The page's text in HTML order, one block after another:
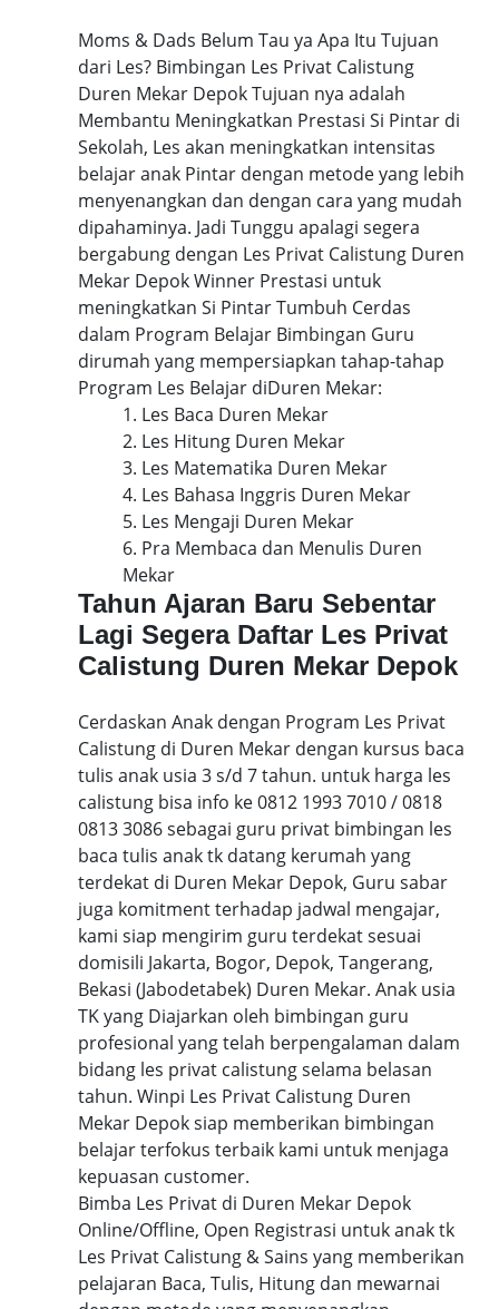
Moms & Dads Belum Tau ya Apa Itu Tujuan
dari Les? Bimbingan Les Privat Calistung
Duren Mekar Depok Tujuan nya adalah
Membantu Meningkatkan Prestasi Si Pintar di
Sekolah, Les akan meningkatkan intensitas
belajar anak Pintar dengan metode yang lebih
menyenangkan dan dengan cara yang mudah
dipahaminya. Jadi Tunggu apalagi segera
bergabung dengan Les Privat Calistung Duren
Mekar Depok Winner Prestasi untuk
meningkatkan Si Pintar Tumbuh Cerdas
dalam Program Belajar Bimbingan Guru
dirumah yang mempersiapkan tahap-tahap
Program Les Belajar diDuren Mekar:
1. Les Baca Duren Mekar
2. Les Hitung Duren Mekar
3. Les Matematika Duren Mekar
4. Les Bahasa Inggris Duren Mekar
5. Les Mengaji Duren Mekar
6. Pra Membaca dan Menulis Duren
Mekar
Tahun Ajaran Baru Sebentar
Lagi Segera Daftar Les Privat
Calistung Duren Mekar Depok
Cerdaskan Anak dengan Program Les Privat
Calistung di Duren Mekar dengan kursus baca
tulis anak usia 3 s/d 7 tahun. untuk harga les
calistung bisa info ke 0812 1993 7010 / 0818
0813 3086 sebagai guru privat bimbingan les
baca tulis anak tk datang kerumah yang
terdekat di Duren Mekar Depok, Guru sabar
juga komitment terhadap jadwal mengajar,
kami siap mengirim guru terdekat sesuai
domisili Jakarta, Bogor, Depok, Tangerang,
Bekasi (Jabodetabek) Duren Mekar. Anak usia
TK yang Diajarkan oleh bimbingan guru
profesional yang telah berpengalaman dalam
bidang les privat calistung selama belasan
tahun. Winpi Les Privat Calistung Duren
Mekar Depok siap memberikan bimbingan
belajar terfokus terbaik kami untuk menjaga
kepuasan customer.
Bimba Les Privat di Duren Mekar Depok
Online/Offline, Open Registrasi untuk anak tk
Les Privat Calistung & Sains yang memberikan
pelajaran Baca, Tulis, Hitung dan mewarnai